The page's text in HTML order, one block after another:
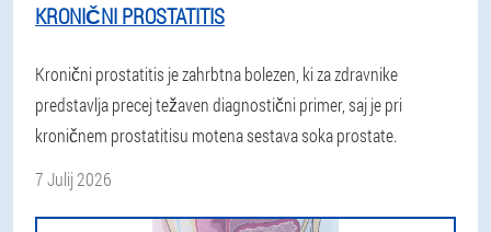
KRONIČNI PROSTATITIS
Kronični prostatitis je zahrbtna bolezen, ki za zdravnike
predstavlja precej težaven diagnostični primer, saj je pri
kroničnem prostatitisu motena sestava soka prostate.
7 Julij 2026